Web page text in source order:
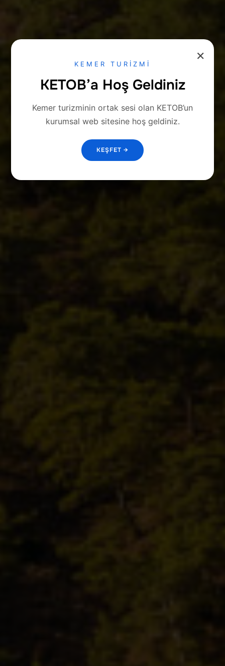
✕
KEMER TURİZMİ
KETOB’a Hoş Geldiniz
Kemer turizminin ortak sesi olan KETOB’un
kurumsal web sitesine hoş geldiniz.
KEŞFET →